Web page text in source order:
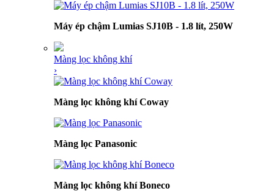
Máy ép chậm Lumias SJ10B - 1.8 lít, 250W
Màng lọc không khí
›
Màng lọc không khí Coway
Màng lọc Panasonic
Màng lọc không khí Boneco